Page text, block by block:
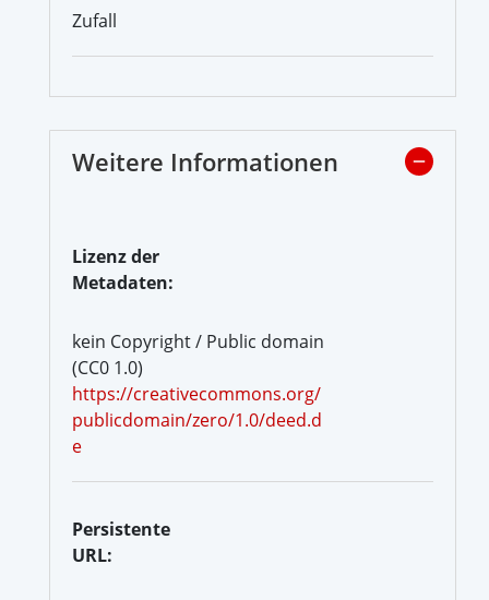
Zufall
Weitere Informationen
Lizenz der
Metadaten:
kein Copyright / Public domain
(CC0 1.0)
https://creativecommons.org/
publicdomain/zero/1.0/deed.d
e
Persistente
URL: